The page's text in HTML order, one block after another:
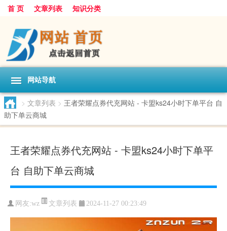
首 页 文章列表 知识分类
网站导航
> 文章列表 > 王者荣耀点券代充网站 - 卡盟ks24小时下单平台 自
助下单云商城
王者荣耀点券代充网站 - 卡盟ks24小时下单平
台 自助下单云商城
网友:wz 文章列表 2024-11-27 00:23:49